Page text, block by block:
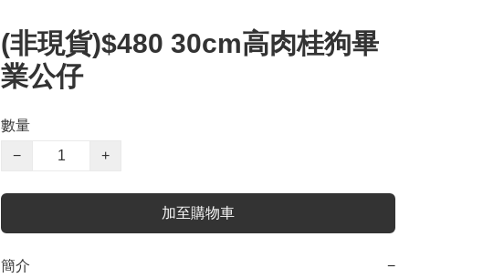
(非現貨)$480 30cm高肉桂狗畢
業公仔
數量
−
+
加至購物車
簡介 −